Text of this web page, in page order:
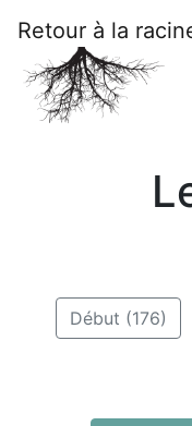
Retour à la
Début (176)